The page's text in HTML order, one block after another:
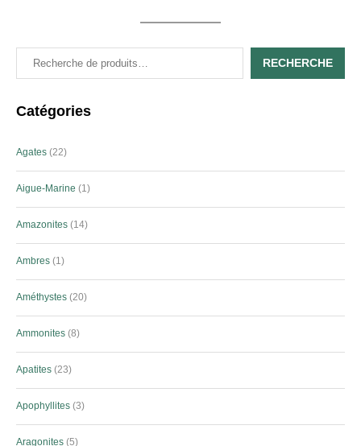
RECHERCHE
Catégories
Agates 22
Aigue-Marine 1
Amazonites 14
Ambres 1
Améthystes 20
Ammonites 8
Apatites 23
Apophyllites 3
Aragonites 5